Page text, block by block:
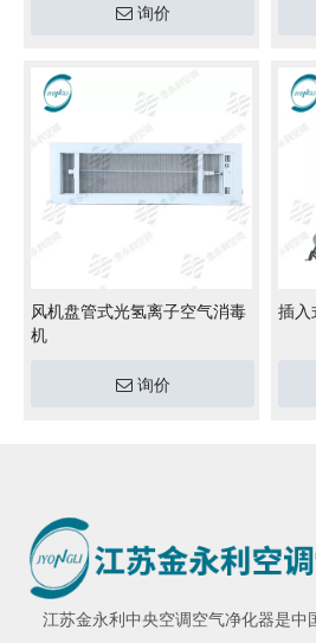
询价
风机盘管式光氢离子空气消毒
机
询价
插入
江苏金永利 中央空调空气净化器是中